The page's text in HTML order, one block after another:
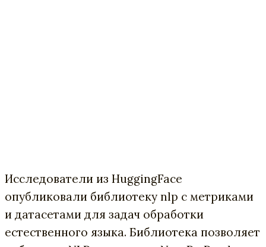
Исследователи из HuggingFace
опубликовали библиотеку nlp с метриками
и датасетами для задач обработки
естественного языка. Библиотека позволяет